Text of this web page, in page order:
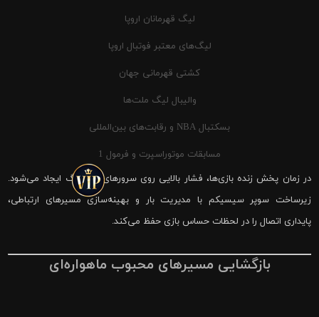
لیگ قهرمانان اروپا
لیگ‌های معتبر فوتبال اروپا
کشتی قهرمانی جهان
والیبال لیگ ملت‌ها
بسکتبال NBA و رقابت‌های بین‌المللی
مسابقات موتوراسپرت و فرمول 1
در زمان پخش زنده بازی‌ها، فشار بالایی روی سرورهای شیرینگ ایجاد می‌شود.
زیرساخت سوپر سیسیکم با مدیریت بار و بهینه‌سازی مسیرهای ارتباطی،
پایداری اتصال را در لحظات حساس بازی حفظ می‌کند.
بازگشایی مسیرهای محبوب ماهواره‌ای